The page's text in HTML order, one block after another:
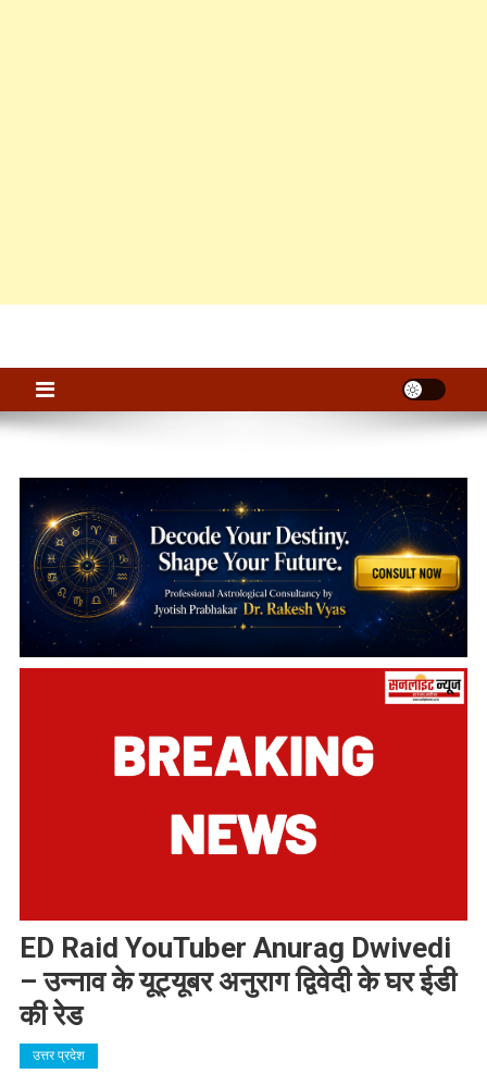
ED Raid YouTuber Anurag Dwivedi
– उन्नाव के यूट्यूबर अनुराग द्विवेदी के घर ईडी
की रेड
उत्तर प्रदेश